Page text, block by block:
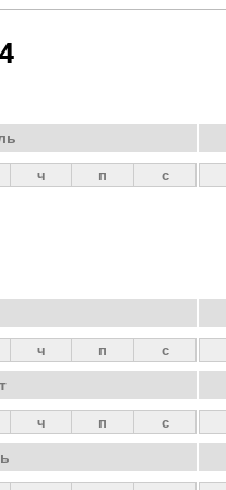
ч п с
ч п с
ч п с